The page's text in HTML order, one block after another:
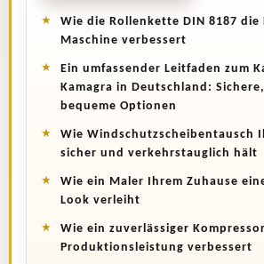
Wie die Rollenkette DIN 8187
Maschine verbessert
Ein umfassender Leitfaden zum
Kamagra in Deutschland:
bequeme Optionen
Wie Windschutzscheibentausch
sicher und verkehrstauglich hält
Wie ein Maler Ihrem Zuhause
Look verleiht
Wie ein zuverlässiger
Produktionsleistung verbessert